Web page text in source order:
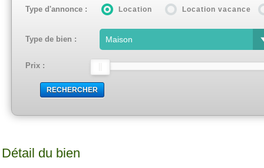
Type d'annonce : Location Location vacance
Type de bien :
Prix :
Détail du bien